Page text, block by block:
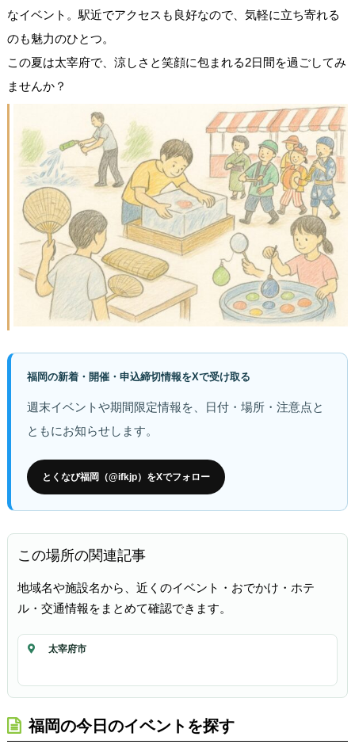
なイベント。駅近でアクセスも良好なので、気軽に立ち寄れる
のも魅力のひとつ。
この夏は太宰府で、涼しさと笑顔に包まれる2日間を過ごしてみ
ませんか？
福岡の新着・開催・申込締切情報をXで受け取る
週末イベントや期間限定情報を、日付・場所・注意点と
ともにお知らせします。
とくなび福岡（@ifkjp）をXでフォロー
この場所の関連記事
地域名や施設名から、近くのイベント・おでかけ・ホテ
ル・交通情報をまとめて確認できます。
太宰府市
福岡の今日のイベントを探す